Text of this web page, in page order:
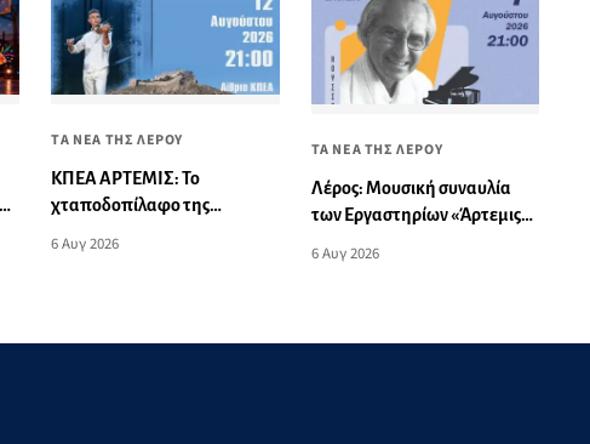
ΤΑ ΝΕΑ ΤΗΣ ΛΕΡΟΥ
ΚΠΕΑ ΑΡΤΕΜΙΣ: Το
χταποδοπίλαφο της
εκδήλωση
6 Αυγ 2026
ΤΑ ΝΕΑ ΤΗΣ ΛΕΡΟΥ
Λέρος: Μουσική συναυλία
των Εργαστηρίων «Άρτεμις»
Λακκίου
6 Αυγ 2026